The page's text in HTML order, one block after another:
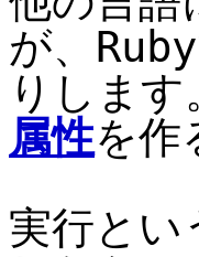
が、
りします
属性を作
実行とい